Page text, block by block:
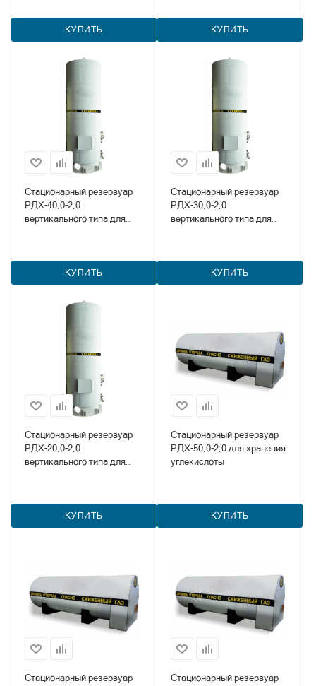
КУПИТЬ КУПИТЬ
Стационарный резервуар
РДХ-40,0-2,0
вертикального типа для
КУПИТЬ
Стационарный резервуар
РДХ-30,0-2,0
вертикального типа для
КУПИТЬ
Стационарный резервуар
РДХ-20,0-2,0
вертикального типа для
КУПИТЬ
Стационарный резервуар
РДХ-50,0-2,0 для хранения
углекислоты
КУПИТЬ
Стационарный резервуар Стационарный резервуар